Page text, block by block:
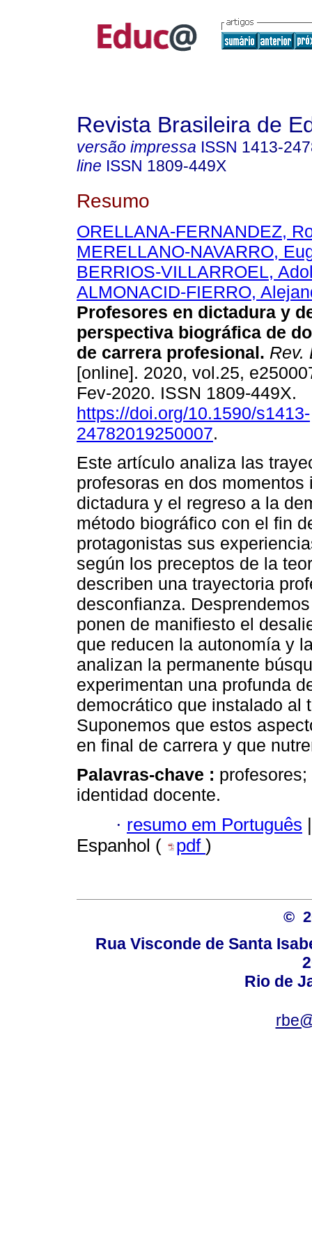
Revista Brasileira de
versão impressa ISSN 1413-
line ISSN 1809-449X
Resumo
ORELLANA-FERNANDEZ,
MERELLANO-NAVARRO,
BERRIOS-VILLARROEL,
ALMONACID-FIERRO,
Profesores en dictadura y
perspectiva biográfica de
de carrera profesional. Rev.
[online]. 2020, vol.25,
Fev-2020. ISSN 1809-449X.
https://doi.org/10.1590/s1413-
24782019250007.
Este artículo analiza las
profesoras en dos
dictadura y el regreso a la
método biográfico con el fin
protagonistas sus
según los preceptos de la
describen una trayectoria
desconfianza.
ponen de manifiesto el
que reducen la autonomía y
analizan la permanente
experimentan una profunda
democrático que instalado al
Suponemos que estos
en final de carrera y que
Palavras-chave :
identidad docente.
· resumo em Português |
Espanhol (
pdf )
©
Rua Visconde de Santa
Rio de